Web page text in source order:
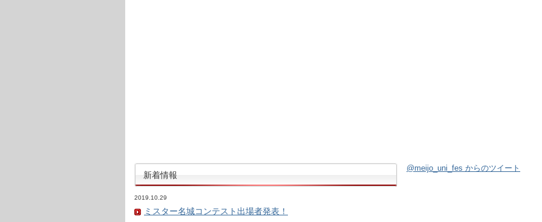
新着情報
2019.10.29
ミスター名城コンテスト出場者発表！
@meijo_uni_fes からのツイート